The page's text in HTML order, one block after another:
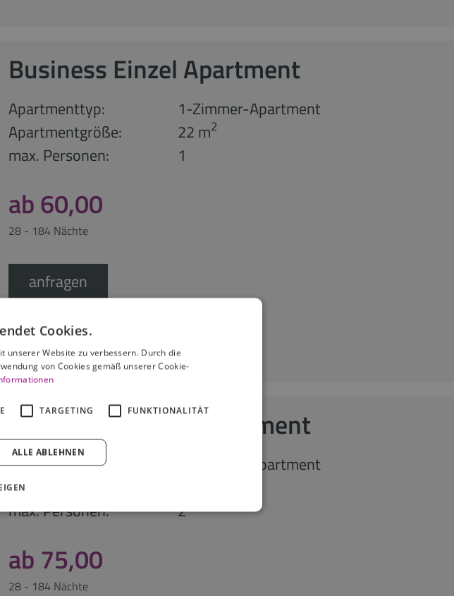
Business Einzel Apartment
Apartmenttyp:
1-Zimmer-Apartment
Apartmentgröße:
22 m2
max. Personen: 1
ab 60,00
28 - 184 Nächte
anfragen
Business Doppel Apartment
Apartmenttyp:
1-Zimmer-Apartment
Apartmentgröße:
max. Personen: 2
ab 75,00
28 - 184 Nächte
Cookies.
unserer Website zu verbessern. Durch die
von Cookies gemäß unserer Cookie-
TARGETING FUNKTIONALITÄT
ALLE ABLEHNEN